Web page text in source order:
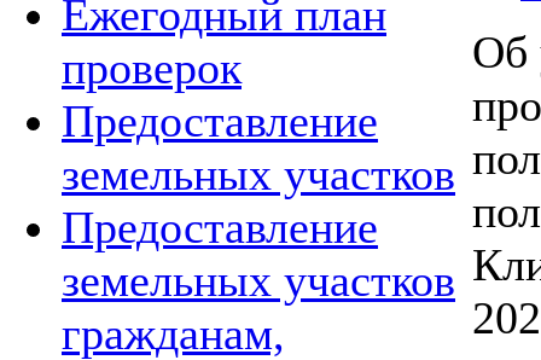
Ежегодный план
проверок
Предоставление
земельных участков
Предоставление
земельных участков
гражданам,
Об